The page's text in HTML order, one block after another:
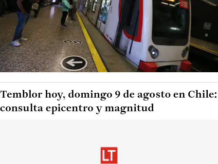
Temblor hoy, domingo 9 de agosto en Chile:
consulta epicentro y magnitud